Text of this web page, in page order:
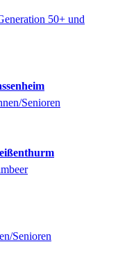
50+ und
Senioren
Senioren